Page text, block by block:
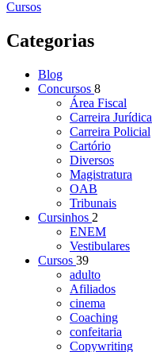
Cursos
Categorias
Blog
Concursos 8
Área Fiscal
Carreira Jurídica
Carreira Policial
Cartório
Diversos
Magistratura
OAB
Tribunais
Cursinhos 2
ENEM
Vestibulares
Cursos 39
adulto
Afiliados
cinema
Coaching
confeitaria
Copywriting